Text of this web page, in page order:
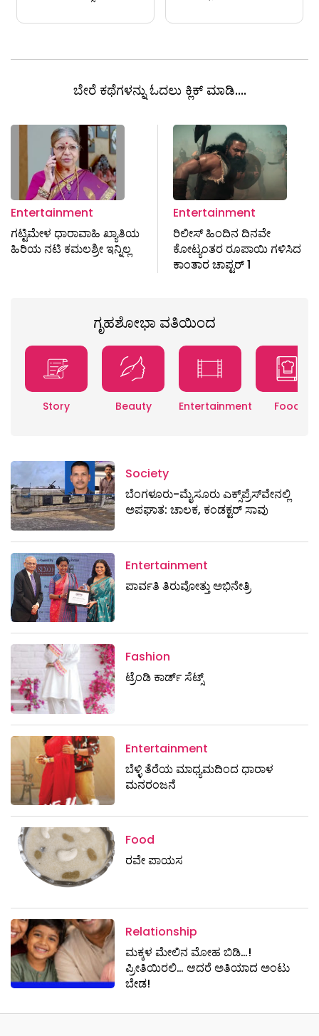
ಬೇರೆ ಕಥೆಗಳನ್ನು ಓದಲು ಕ್ಲಿಕ್ ಮಾಡಿ....
Entertainment
ಗಟ್ಟಿಮೇಳ ಧಾರಾವಾಹಿ ಖ್ಯಾತಿಯ
ಹಿರಿಯ ನಟಿ ಕಮಲಶ್ರೀ ಇನ್ನಿಲ್ಲ
Entertainment
ರಿಲೀಸ್ ಹಿಂದಿನ ದಿನವೇ
ಕೋಟ್ಯಂತರ ರೂಪಾಯಿ ಗಳಿಸಿದ
ಕಾಂತಾರ ಚಾಪ್ಟರ್ 1
ಗೃಹಶೋಭಾ ವತಿಯಿಂದ
Story Beauty Entertainment Food
Society
ಬೆಂಗಳೂರು-ಮೈಸೂರು ಎಕ್ಸ್​ಪ್ರೆಸ್‌ವೇನಲ್ಲಿ
ಅಪಘಾತ: ಚಾಲಕ, ಕಂಡಕ್ಟರ್ ಸಾವು
Entertainment
ಪಾರ್ವತಿ ತಿರುವೋತ್ತು ಅಭಿನೇತ್ರಿ
Fashion
ಟ್ರೆಂಡಿ ಕಾರ್ಡ್‌ ಸೆಟ್ಸ್
Entertainment
ಬೆಳ್ಳಿ ತೆರೆಯ ಮಾಧ್ಯಮದಿಂದ ಧಾರಾಳ
ಮನರಂಜನೆ
Food
ರವೇ ಪಾಯಸ
Relationship
ಮಕ್ಕಳ ಮೇಲಿನ ಮೋಹ ಬಿಡಿ…!
ಪ್ರೀತಿಯಿರಲಿ… ಆದರೆ ಅತಿಯಾದ ಅಂಟು
ಬೇಡ!